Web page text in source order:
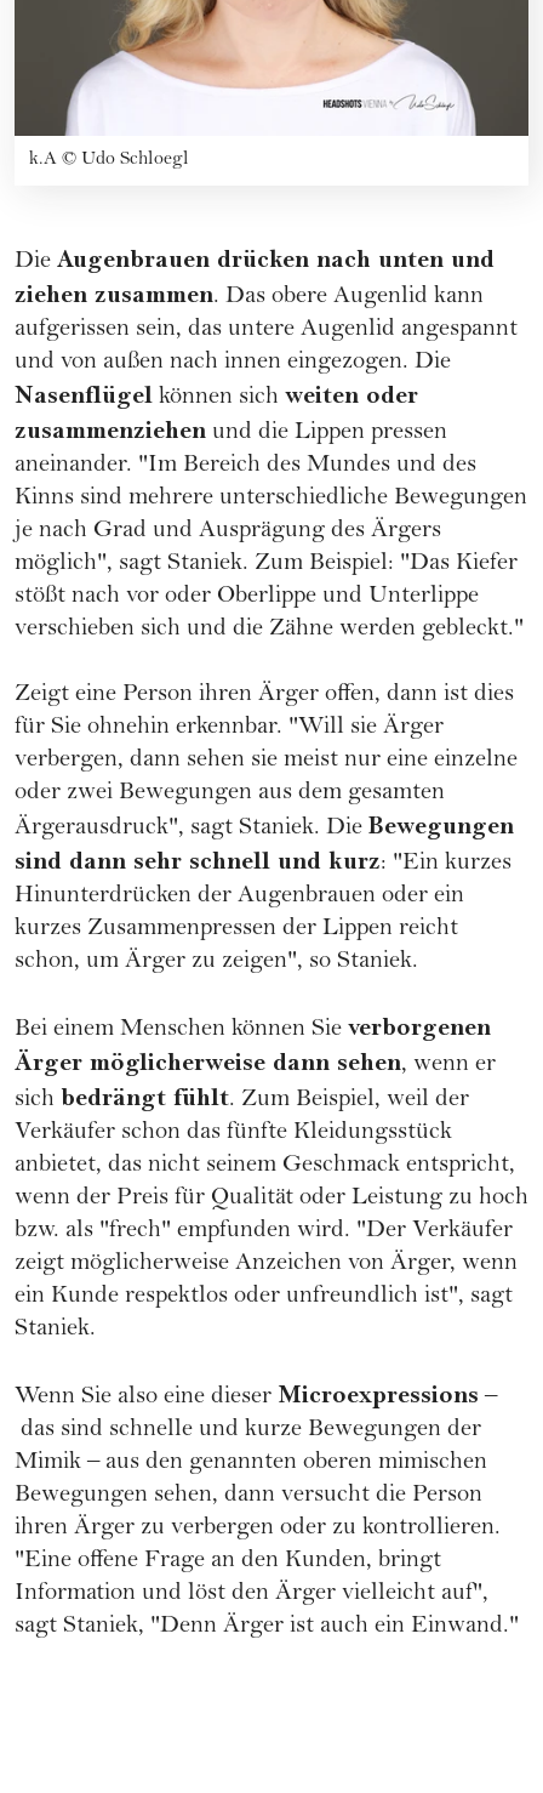
k.A © Udo Schloegl
Die Augenbrauen drücken nach unten und
ziehen zusammen. Das obere Augenlid kann
aufgerissen sein, das untere Augenlid angespannt
und von außen nach innen eingezogen. Die
Nasenflügel können sich weiten oder
zusammenziehen und die Lippen pressen
aneinander. "Im Bereich des Mundes und des
Kinns sind mehrere unterschiedliche Bewegungen
je nach Grad und Ausprägung des Ärgers
möglich", sagt Staniek. Zum Beispiel: "Das Kiefer
stößt nach vor oder Oberlippe und Unterlippe
verschieben sich und die Zähne werden gebleckt."
Zeigt eine Person ihren Ärger offen, dann ist dies
für Sie ohnehin erkennbar. "Will sie Ärger
verbergen, dann sehen sie meist nur eine einzelne
oder zwei Bewegungen aus dem gesamten
Ärgerausdruck", sagt Staniek. Die Bewegungen
sind dann sehr schnell und kurz: "Ein kurzes
Hinunterdrücken der Augenbrauen oder ein
kurzes Zusammenpressen der Lippen reicht
schon, um Ärger zu zeigen", so Staniek.
Bei einem Menschen können Sie verborgenen
Ärger möglicherweise dann sehen, wenn er
sich bedrängt fühlt. Zum Beispiel, weil der
Verkäufer schon das fünfte Kleidungsstück
anbietet, das nicht seinem Geschmack entspricht,
wenn der Preis für Qualität oder Leistung zu hoch
bzw. als "frech" empfunden wird. "Der Verkäufer
zeigt möglicherweise Anzeichen von Ärger, wenn
ein Kunde respektlos oder unfreundlich ist", sagt
Staniek.
Wenn Sie also eine dieser Microexpressions –
das sind schnelle und kurze Bewegungen der
Mimik – aus den genannten oberen mimischen
Bewegungen sehen, dann versucht die Person
ihren Ärger zu verbergen oder zu kontrollieren.
"Eine offene Frage an den Kunden, bringt
Information und löst den Ärger vielleicht auf",
sagt Staniek, "Denn Ärger ist auch ein Einwand."